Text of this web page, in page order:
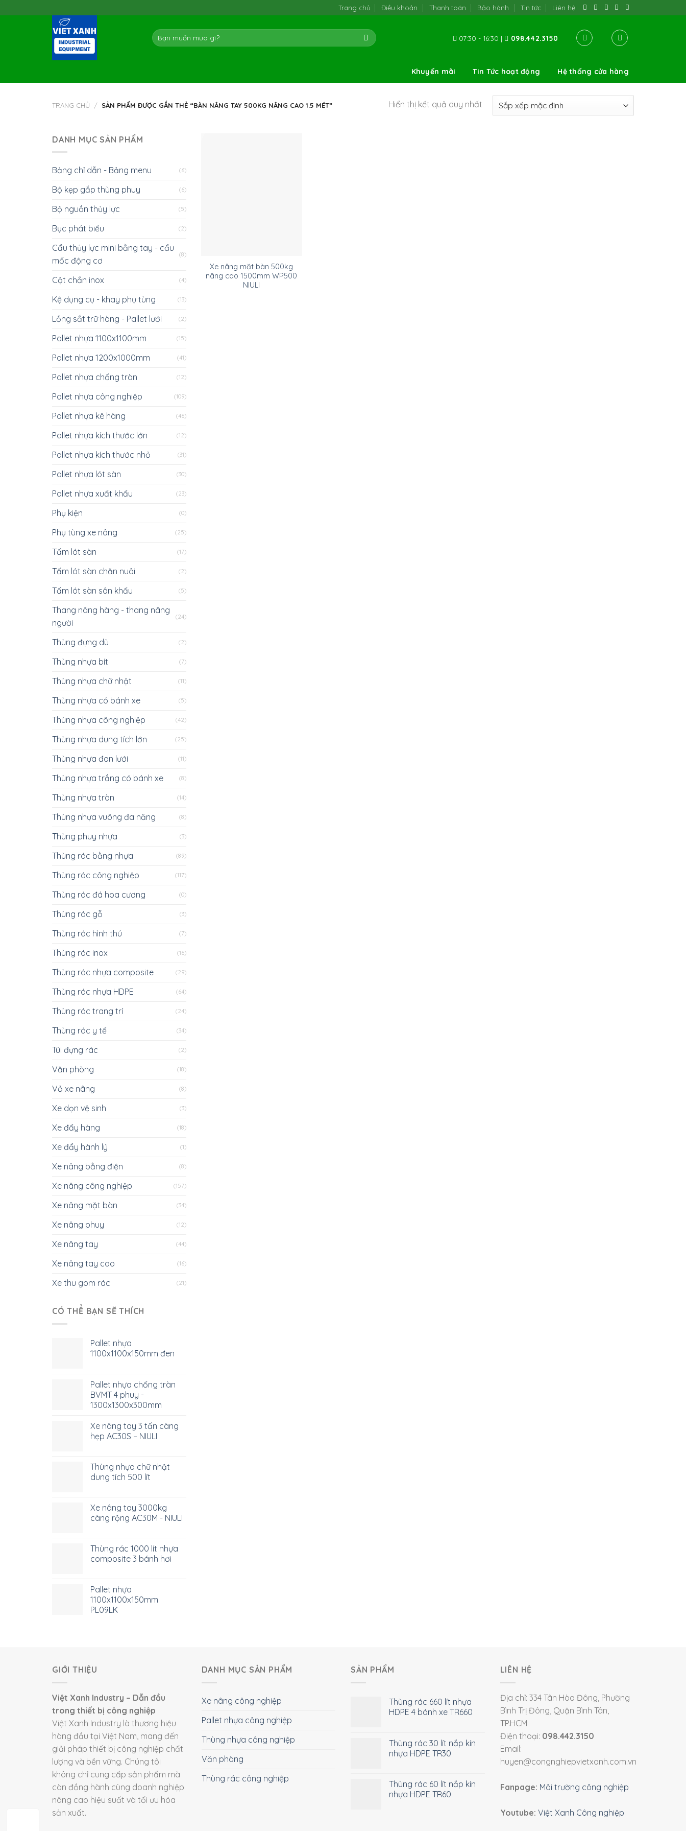
to
Trang chủ Điều khoản Thanh toán Bảo hành Tin tức Liên hệ
Tìm
kiếm:
07:30 - 16:30 | 098.442.3150
Khuyến mãi Tin Tức hoạt động Hệ thống cửa hàng
TRANG CHỦ / SẢN PHẨM ĐƯỢC GẮN THẺ “BÀN NÂNG TAY 500KG NÂNG CAO 1.5 MÉT” Hiển thị kết quả duy nhất
DANH MỤC SẢN PHẨM
Bảng chỉ dẫn - Bảng menu (6)
Bộ kẹp gắp thùng phuy (6)
Bộ nguồn thủy lực (5)
Bục phát biểu (2)
Cẩu thủy lực mini bằng tay - cẩu
mốc động cơ
(8)
Cột chắn inox (4)
Kệ dụng cụ - khay phụ tùng (13)
Lồng sắt trữ hàng - Pallet lưới (2)
Pallet nhựa 1100x1100mm (15)
Pallet nhựa 1200x1000mm (41)
Pallet nhựa chống tràn (12)
Pallet nhựa công nghiệp (109)
Pallet nhựa kê hàng (46)
Pallet nhựa kích thước lớn (12)
Pallet nhựa kích thước nhỏ (31)
Pallet nhựa lót sàn (30)
Pallet nhựa xuất khẩu (23)
Phụ kiện (0)
Phụ tùng xe nâng (25)
Tấm lót sàn (17)
Tấm lót sàn chăn nuôi (2)
Tấm lót sàn sân khấu (5)
Thang nâng hàng - thang nâng
người
(24)
Thùng đựng dù (2)
Thùng nhựa bít (7)
Thùng nhựa chữ nhật (11)
Thùng nhựa có bánh xe (5)
Thùng nhựa công nghiệp (42)
Thùng nhựa dung tích lớn (25)
Thùng nhựa đan lưới (11)
Thùng nhựa trắng có bánh xe (8)
Thùng nhựa tròn (14)
Thùng nhựa vuông đa năng (8)
Thùng phuy nhựa (3)
Thùng rác bằng nhựa (89)
Thùng rác công nghiệp (117)
Thùng rác đá hoa cương (0)
Thùng rác gỗ (3)
Thùng rác hình thú (7)
Thùng rác inox (16)
Thùng rác nhựa composite (29)
Thùng rác nhựa HDPE (64)
Thùng rác trang trí (24)
Thùng rác y tế (34)
Túi đựng rác (2)
Văn phòng (18)
Vỏ xe nâng (8)
Xe dọn vệ sinh (3)
Xe đẩy hàng (18)
Xe đẩy hành lý (1)
Xe nâng bằng điện (8)
Xe nâng công nghiệp (157)
Xe nâng mặt bàn (34)
Xe nâng phuy (12)
Xe nâng tay (44)
Xe nâng tay cao (16)
Xe thu gom rác (21)
CÓ THỂ BẠN SẼ THÍCH
Pallet nhựa
1100x1100x150mm đen
Pallet nhựa chống tràn
BVMT 4 phuy -
1300x1300x300mm
Xe nâng tay 3 tấn càng
hẹp AC30S – NIULI
Thùng nhựa chữ nhật
dung tích 500 lít
Xe nâng tay 3000kg
càng rộng AC30M - NIULI
Thùng rác 1000 lít nhựa
composite 3 bánh hơi
Pallet nhựa
1100x1100x150mm
PL09LK
Xe nâng mặt bàn 500kg
nâng cao 1500mm WP500
NIULI
GIỚI THIỆU
Việt Xanh Industry – Dẫn đầu
trong thiết bị công nghiệp
Việt Xanh Industry là thương hiệu
hàng đầu tại Việt Nam, mang đến
giải pháp thiết bị công nghiệp chất
lượng và bền vững. Chúng tôi
không chỉ cung cấp sản phẩm mà
còn đồng hành cùng doanh nghiệp
nâng cao hiệu suất và tối ưu hóa
sản xuất.
DANH MỤC SẢN PHẨM
Xe nâng công nghiệp
Pallet nhựa công nghiệp
Thùng nhựa công nghiệp
Văn phòng
Thùng rác công nghiệp
SẢN PHẨM
Thùng rác 660 lít nhựa
HDPE 4 bánh xe TR660
Thùng rác 30 lít nắp kín
nhựa HDPE TR30
Thùng rác 60 lít nắp kín
nhựa HDPE TR60
LIÊN HỆ
Địa chỉ: 334 Tân Hòa Đông, Phường
Bình Trị Đông, Quận Bình Tân,
TP.HCM
Điện thoại: 098.442.3150
Email:
huyen@congnghiepvietxanh.com.vn
Fanpage: Môi trường công nghiệp
Youtube: Việt Xanh Công nghiệp